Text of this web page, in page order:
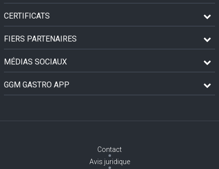
CERTIFICATS
FIERS PARTENAIRES
MÉDIAS SOCIAUX
GGM GASTRO APP
Contact
Avis juridique